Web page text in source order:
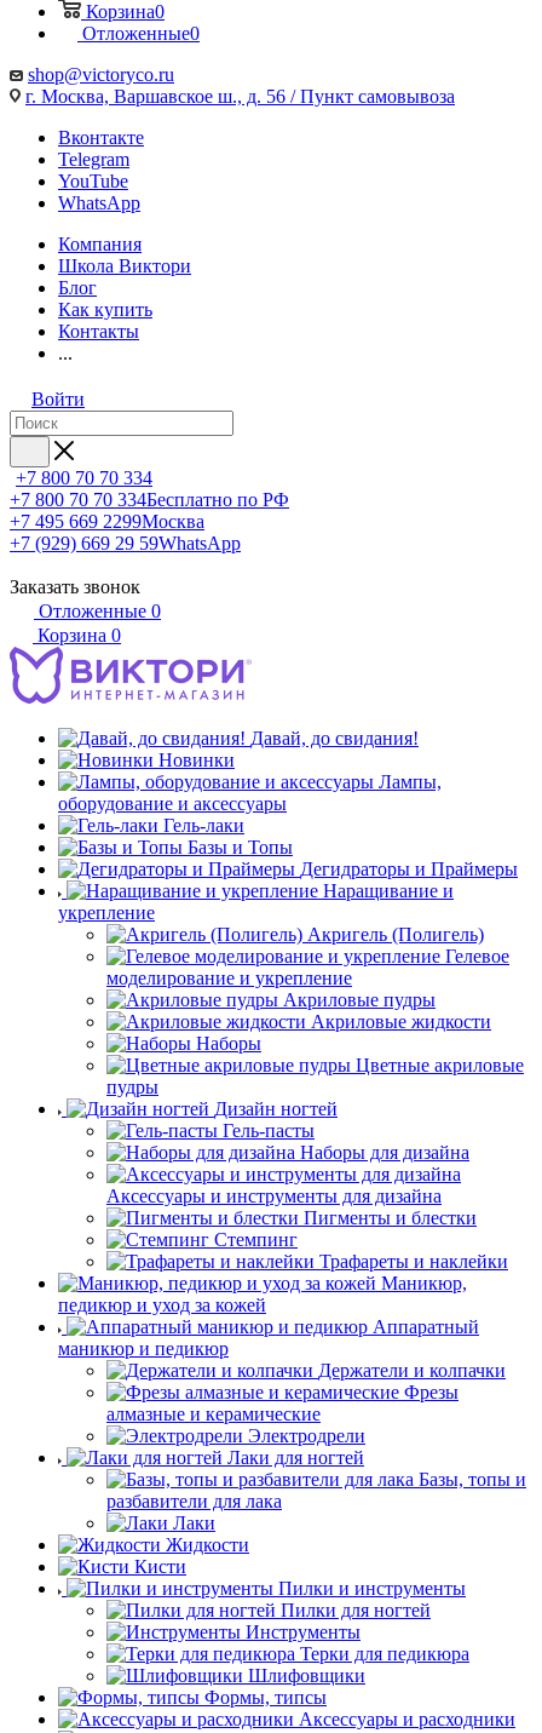
Корзина0
Отложенные0
shop@victoryco.ru
г. Москва, Варшавское ш., д. 56 / Пункт самовывоза
Вконтакте
Telegram
YouTube
WhatsApp
Компания
Школа Виктори
Блог
Как купить
Контакты
...
Войти
+7 800 70 70 334
+7 800 70 70 334Бесплатно по РФ
+7 495 669 2299Москва
+7 (929) 669 29 59WhatsApp
Заказать звонок
Отложенные 0
Корзина 0
Давай, до свидания!
Новинки
Лампы,
оборудование и аксессуары
Гель-лаки
Базы и Топы
Дегидраторы и Праймеры
Наращивание и
укрепление
Акригель (Полигель)
Гелевое
моделирование и укрепление
Акриловые пудры
Акриловые жидкости
Наборы
Цветные акриловые
пудры
Дизайн ногтей
Гель-пасты
Наборы для дизайна
Аксессуары и инструменты для дизайна
Пигменты и блестки
Стемпинг
Трафареты и наклейки
Маникюр,
педикюр и уход за кожей
Аппаратный
маникюр и педикюр
Держатели и колпачки
Фрезы
алмазные и керамические
Электродрели
Лаки для ногтей
Базы, топы и
разбавители для лака
Лаки
Жидкости
Кисти
Пилки и инструменты
Пилки для ногтей
Инструменты
Терки для педикюра
Шлифовщики
Формы, типсы
Аксессуары и расходники